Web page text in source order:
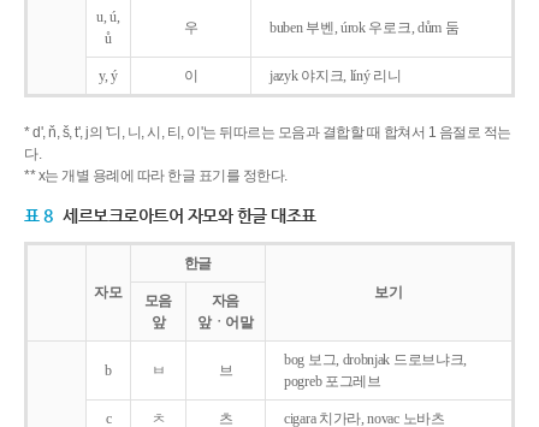
u, ú,
ů
우 buben 부벤, úrok 우로크, dům 둠
y, ý 이 jazyk야지크, líný 리니
* d', ň, š, t', j의 '디, 니, 시, 티, 이'는 뒤따르는 모음과 결합할 때 합쳐서 1 음절로 적는
다.
** x는 개별 용례에 따라 한글 표기를 정한다.
표 8 세르보크로아트어 자모와 한글 대조표
자모
한글
보기
모음
앞
자음
앞ㆍ어말
b ㅂ 브
bog 보그, drobnjak 드로브냐크,
pogreb 포그레브
c ㅊ 츠 cigara 치가라, novac 노바츠